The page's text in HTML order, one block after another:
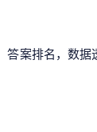
答案排名，数